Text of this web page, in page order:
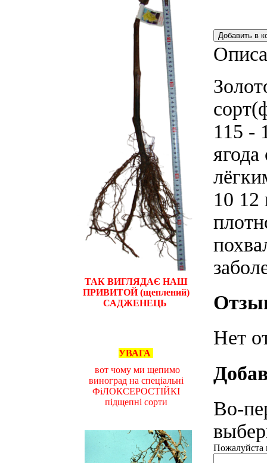
ТАК ВИГЛЯДАЄ НАШ
ПРИВИТОЙ (щеплений)
САДЖЕНЕЦЬ
УВАГА
вот чому ми щепимо
виноград на спеціальні
ФіЛОКСЕРОСТІЙКІ
підщепні сорти
115 -
10 12
Нет
Во-
Пожалуйста